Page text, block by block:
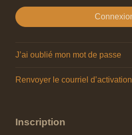
J’ai oublié mon mot de passe
Renvoyer le courriel d’activation
Inscription